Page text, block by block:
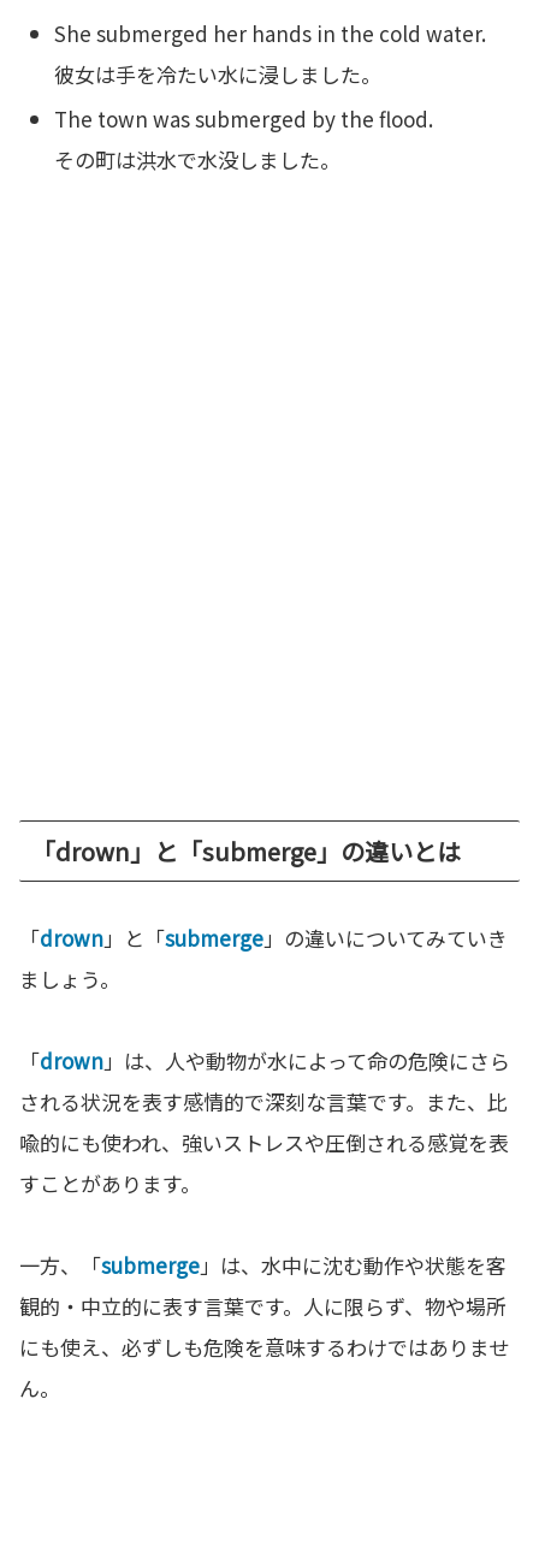
She submerged her hands in the cold water.
彼女は手を冷たい水に浸しました。
The town was submerged by the flood.
その町は洪水で水没しました。
「drown」と「submerge」の違いとは
「drown」と「submerge」の違いについてみていき
ましょう。
「drown」は、人や動物が水によって命の危険にさら
される状況を表す感情的で深刻な言葉です。また、比
喩的にも使われ、強いストレスや圧倒される感覚を表
すことがあります。
一方、「submerge」は、水中に沈む動作や状態を客
観的・中立的に表す言葉です。人に限らず、物や場所
にも使え、必ずしも危険を意味するわけではありませ
ん。